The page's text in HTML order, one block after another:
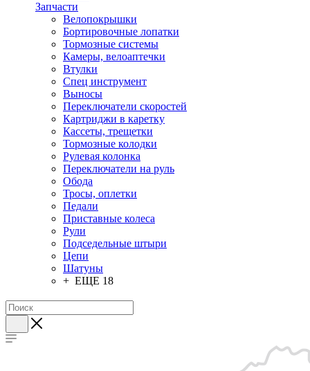
Запчасти
Велопокрышки
Бортировочные лопатки
Тормозные системы
Камеры, велоаптечки
Втулки
Спец инструмент
Выносы
Переключатели скоростей
Картриджи в каретку
Кассеты, трещетки
Тормозные колодки
Рулевая колонка
Переключатели на руль
Обода
Тросы, оплетки
Педали
Приставные колеса
Рули
Подседельные штыри
Цепи
Шатуны
+ ЕЩЕ 18